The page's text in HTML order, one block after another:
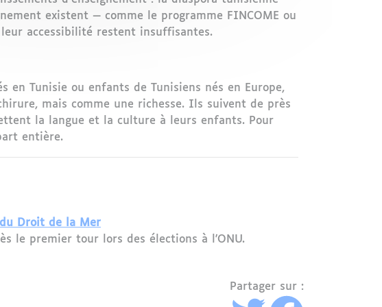
existent — comme le programme FINCOME ou
accessibilité restent insuffisantes.
Tunisie ou enfants de Tunisiens nés en Europe,
mais comme une richesse. Ils suivent de près
la langue et la culture à leurs enfants. Pour
entière.
Droit de la Mer
le premier tour lors des élections à l'ONU.
Partager sur :